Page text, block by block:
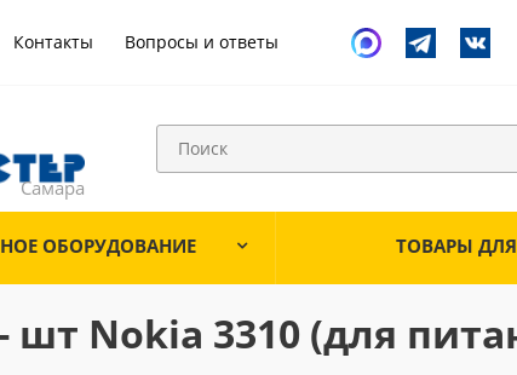
Контакты Вопросы и ответы
ОБОРУДОВАНИЕ ТОВАРЫ
шт Nokia 3310 (для